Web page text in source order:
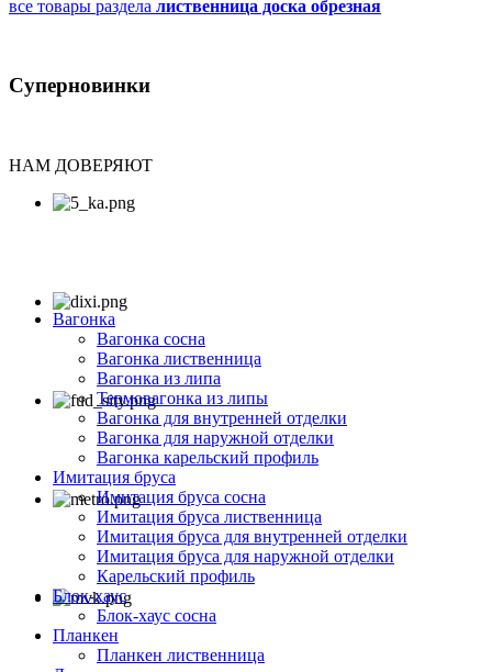
все товары раздела лиственница доска обрезная
Суперновинки
НАМ ДОВЕРЯЮТ
Вагонка
Вагонка сосна
Вагонка лиственница
Вагонка из липа
Термовагонка из липы
Вагонка для внутренней отделки
Вагонка для наружной отделки
Вагонка карельский профиль
Имитация бруса
Имитация бруса сосна
Имитация бруса лиственница
Имитация бруса для внутренней отделки
Имитация бруса для наружной отделки
Карельский профиль
Блок-хаус
Блок-хаус сосна
Планкен
Планкен лиственница